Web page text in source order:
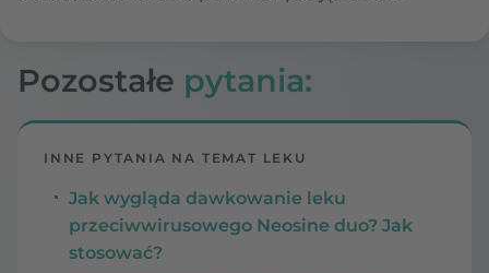
Pozostałe pytania:
INNE PYTANIA NA TEMAT LEKU
Jak wygląda dawkowanie leku
przeciwwirusowego Neosine duo? Jak
stosować?